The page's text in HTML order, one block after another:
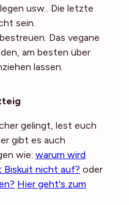
usw.. Die letzte
sein.
Das vegane
am besten über
lassen.
gelingt, lest euch
gibt es auch
wie: warum wird
Biskuit nicht auf? oder
Hier geht's zum